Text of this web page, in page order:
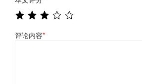
评论内容*